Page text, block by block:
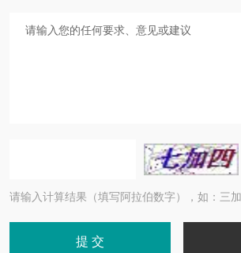
请输入计算结果（填写阿拉伯数字），如：三